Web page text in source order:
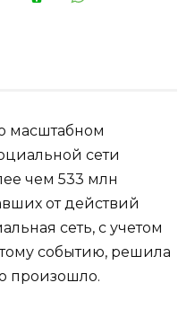
масштабном
сети
чем 533 млн
от действий
сеть, с учетом
событию, решила
произошло.